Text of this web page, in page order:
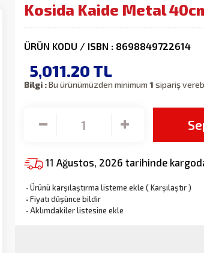
Kosida Kaide Metal
ÜRÜN KODU / ISBN : 8698849722614
5,011.20 TL
Bilgi :Bu ürünümüzden minimum 1 sipariş
11 Ağustos, 2026 tarihinde
·Ürünü karşılaştırma listeme ekle (Karşılaştır)
·Fiyatı düşünce bildir
·Aklımdakiler listesine ekle